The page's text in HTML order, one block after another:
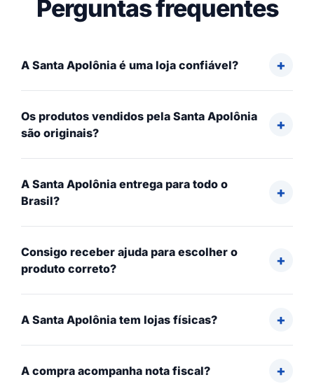
Perguntas frequentes
A Santa Apolônia é uma loja confiável?
Os produtos vendidos pela Santa Apolônia
são originais?
A Santa Apolônia entrega para todo o
Brasil?
Consigo receber ajuda para escolher o
produto correto?
A Santa Apolônia tem lojas físicas?
A compra acompanha nota fiscal?